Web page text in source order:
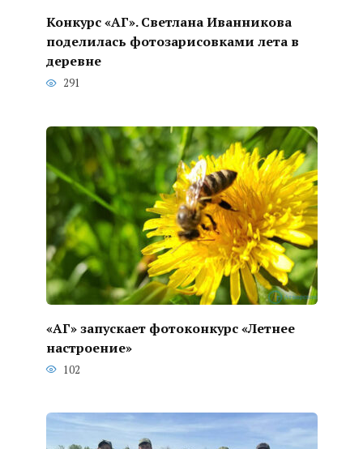
Конкурс «АГ». Светлана Иванникова
поделилась фотозарисовками лета в
деревне
291
«АГ» запускает фотоконкурс «Летнее
настроение»
102